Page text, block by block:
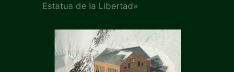
Estatua de la Libertad»